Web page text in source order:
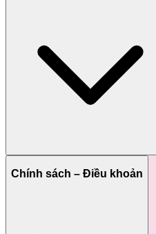
Chính sách – Điều khoản